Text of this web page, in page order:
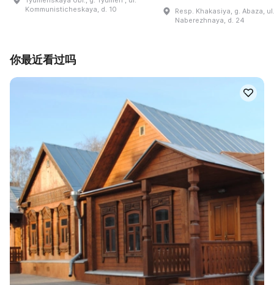
Kommunisticheskaya, d. 10
Resp. Khakasiya, g. Abaza, ul.
Naberezhnaya, d. 24
你最近看过吗